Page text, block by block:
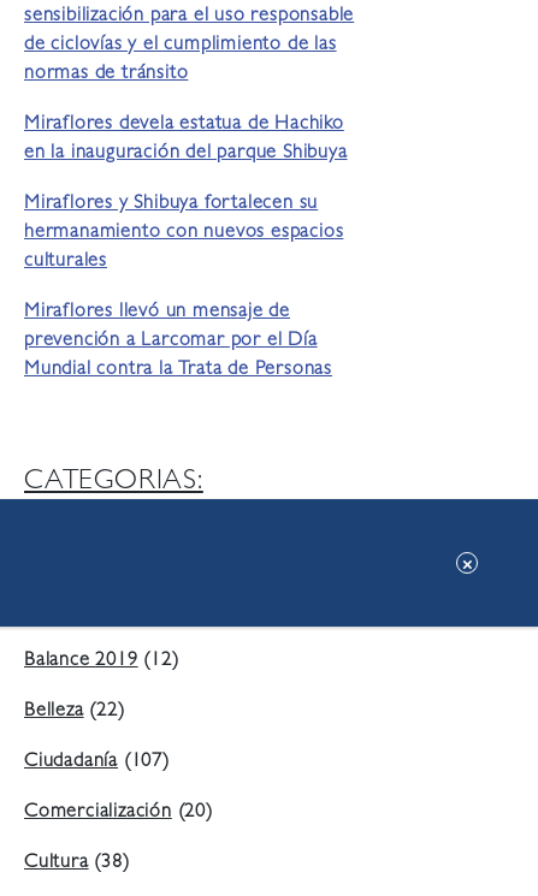
sensibilización para el uso responsable
de ciclovías y el cumplimiento de las
normas de tránsito
Miraflores devela estatua de Hachiko
en la inauguración del parque Shibuya
Miraflores y Shibuya fortalecen su
hermanamiento con nuevos espacios
culturales
Miraflores llevó un mensaje de
prevención a Larcomar por el Día
Mundial contra la Trata de Personas
CATEGORIAS:
Balance 2019(12)
Belleza(22)
Ciudadanía (107)
Comercialización(20)
Cultura(38)